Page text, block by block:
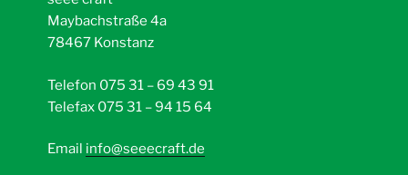
Maybachstraße 4a
78467 Konstanz
Telefon 075 31 – 69 43 91
Telefax 075 31 – 94 15 64
Email info@seeecraft.de